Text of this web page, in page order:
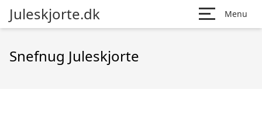
Juleskjorte.dk Menu
Snefnug Juleskjorte